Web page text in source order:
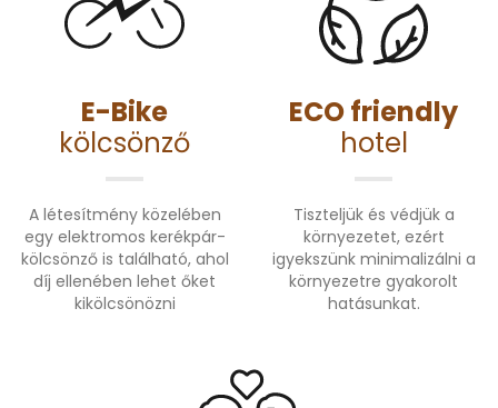
E-Bike
kölcsönző
A létesítmény közelében
egy elektromos kerékpár-
kölcsönző is található, ahol
díj ellenében lehet őket
kikölcsönözni
ECO friendly
hotel
Tiszteljük és védjük a
környezetet, ezért
igyekszünk minimalizálni a
környezetre gyakorolt
hatásunkat.